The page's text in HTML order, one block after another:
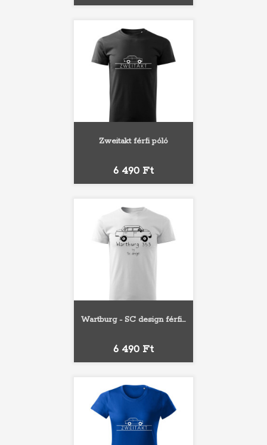
Zweitakt férfi póló
Ár
6 490 Ft
Wartburg - SC design férfi...
Ár
6 490 Ft